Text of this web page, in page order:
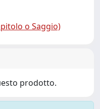
o Saggio)
prodotto.